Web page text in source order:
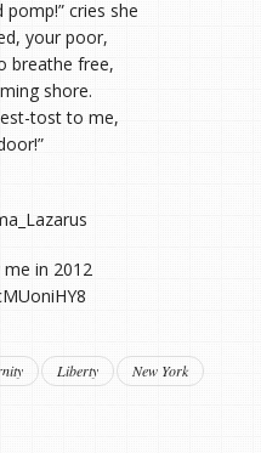
cries she
your poor,
breathe free,
shore.
tost to me,
in 2012
Liberty
New York